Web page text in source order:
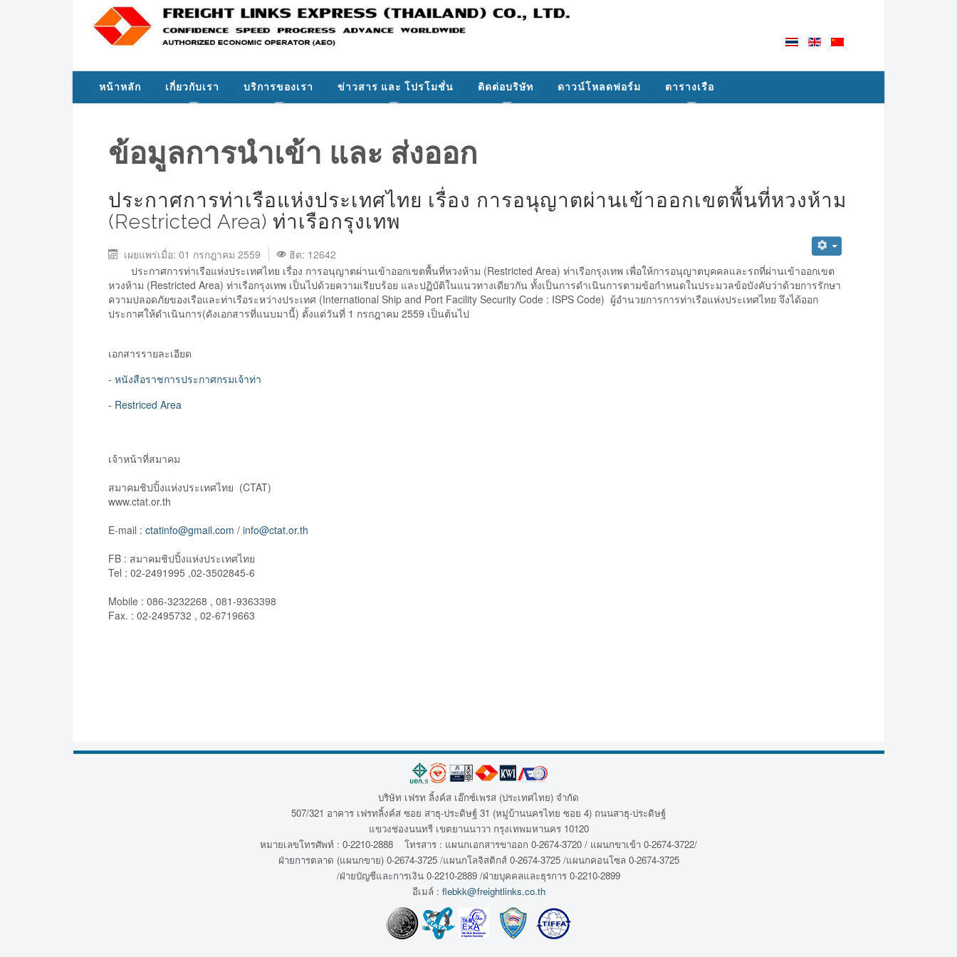
หน้าหลัก เกี่ยวกับเรา บริการของเรา ข่าวสาร และ โปรโมชั่น ติดต่อบริษัท ดาวน์โหลดฟอร์ม ตารางเรือ
ข้อมูลการนำเข้า และ ส่งออก
ประกาศการท่าเรือแห่งประเทศไทย เรื่อง การอนุญาตผ่านเข้าออกเขตพื้นที่หวงห้าม
(Restricted Area) ท่าเรือกรุงเทพ
เผยแพร่เมื่อ: 01 กรกฎาคม 2559
ฮิต: 12642
ประกาศการท่าเรือแห่งประเทศไทย เรื่อง การอนุญาตผ่านเข้าออกเขตพื้นที่หวงห้าม (Restricted Area) ท่าเรือกรุงเทพ เพื่อให้การอนุญาตบุคคลและรถที่ผ่านเข้าออกเขต
หวงห้าม (Restricted Area) ท่าเรือกรุงเทพ เป็นไปด้วยความเรียบร้อย และปฏิบัติในแนวทางเดียวกัน ทั้งเป็นการดำเนินการตามข้อกำหนดในประมวลข้อบังคับว่าด้วยการรักษา
ความปลอดภัยของเรือและท่าเรือระหว่างประเทศ (International Ship and Port Facility Security Code : ISPS Code) ผู้อำนวยการการท่าเรือแห่งประเทศไทย จึงได้ออก
ประกาศให้ดำเนินการ(ดังเอกสารที่แนบมานี้) ตั้งแต่วันที่ 1 กรกฎาคม 2559 เป็นต้นไป
เอกสารรายละเอียด
- หนังสือราชการประกาศกรมเจ้าท่า
- Restriced Area
เจ้าหน้าที่สมาคม
สมาคมชิปปิ้งแห่งประเทศไทย (CTAT)
www.ctat.or.th
E-mail : ctatinfo@gmail.com / info@ctat.or.th
FB : สมาคมชิปปิ้งแห่งประเทศไทย
Tel : 02-2491995 ,02-3502845-6
Mobile : 086-3232268 , 081-9363398
Fax. : 02-2495732 , 02-6719663
บริษัท เฟรท ลิ้งค์ส เอ๊กซ์เพรส (ประเทศไทย) จำกัด
507/321 อาคาร เฟรทลิ้งค์ส ซอย สาธุ-ประดิษฐ์ 31 (หมู่บ้านนครไทย ซอย 4) ถนนสาธุ-ประดิษฐ์
แขวงช่องนนทรี เขตยานนาวา กรุงเทพมหานคร 10120
หมายเลขโทรศัพท์ : 0-2210-2888 โทรสาร : แผนกเอกสารขาออก 0-2674-3720 / แผนกขาเข้า 0-2674-3722/
ฝ่ายการตลาด (แผนกขาย) 0-2674-3725 /แผนกโลจิสติกส์ 0-2674-3725 /แผนกคอนโซล 0-2674-3725
/ฝ่ายบัญชีและการเงิน 0-2210-2889 /ฝ่ายบุคคลและธุรการ 0-2210-2899
อีเมล์ : flebkk@freightlinks.co.th